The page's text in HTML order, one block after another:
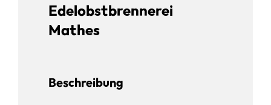
Edelobstbrennerei
Mathes
Beschreibung